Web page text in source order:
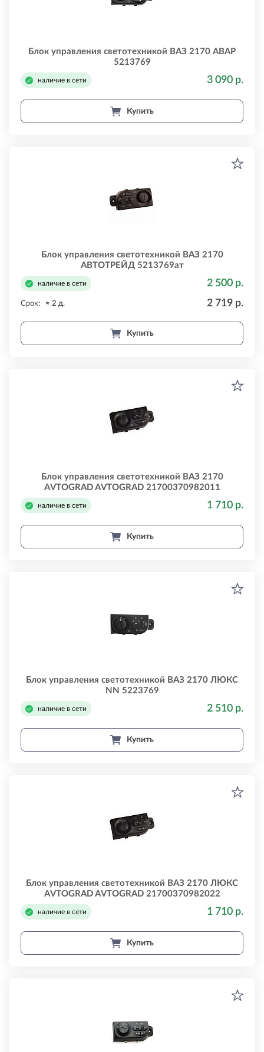
Блок управления светотехникой ВАЗ 2170 АВАР
5213769
наличие в сети 3 090 р.
Купить
Блок управления светотехникой ВАЗ 2170
АВТОТРЕЙД 5213769ат
наличие в сети 2 500 р.
Срок: ≈ 2 д. 2 719 р.
Купить
Блок управления светотехникой ВАЗ 2170
AVTOGRAD AVTOGRAD 21700370982011
наличие в сети 1 710 р.
Купить
Блок управления светотехникой ВАЗ 2170 ЛЮКС
NN 5223769
наличие в сети 2 510 р.
Купить
Блок управления светотехникой ВАЗ 2170 ЛЮКС
AVTOGRAD AVTOGRAD 21700370982022
наличие в сети 1 710 р.
Купить